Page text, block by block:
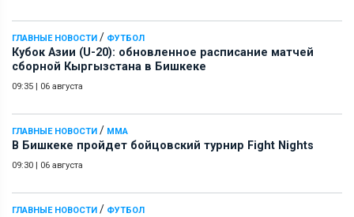
ГЛАВНЫЕ НОВОСТИ / ФУТБОЛ
Кубок Азии (U-20): обновленное расписание матчей
сборной Кыргызстана в Бишкеке
09:35 06 августа
ГЛАВНЫЕ НОВОСТИ / ММА
В Бишкеке пройдет бойцовский турнир Fight Nights
09:30 06 августа
ГЛАВНЫЕ НОВОСТИ / ФУТБОЛ